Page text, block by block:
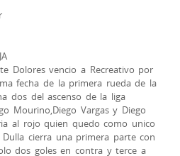
Dolores vencio a Recreativo por
fecha de la primera rueda de la
dos del ascenso de la liga
Mourino,Diego Vargas y Diego
al rojo quien quedo como unico
cierra una primera parte con
dos goles en contra y terce a